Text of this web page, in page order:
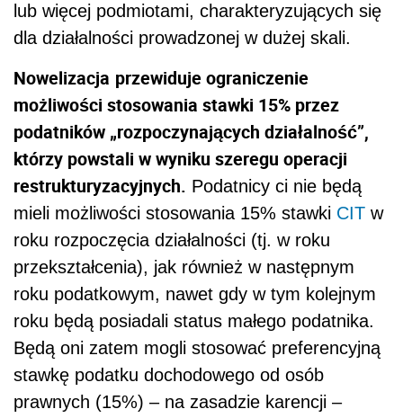
lub więcej podmiotami, charakteryzujących się
dla działalności prowadzonej w dużej skali.
Nowelizacja przewiduje ograniczenie
możliwości stosowania stawki 15% przez
podatników „rozpoczynających działalność”,
którzy powstali w wyniku szeregu operacji
restrukturyzacyjnych. Podatnicy ci nie będą
mieli możliwości stosowania 15% stawki CIT w
roku rozpoczęcia działalności (tj. w roku
przekształcenia), jak również w następnym
roku podatkowym, nawet gdy w tym kolejnym
roku będą posiadali status małego podatnika.
Będą oni zatem mogli stosować preferencyjną
stawkę podatku dochodowego od osób
prawnych (15%) – na zasadzie karencji –